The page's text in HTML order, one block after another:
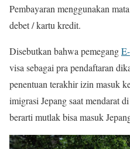
Pembayaran menggunakan
debet / kartu kredit.
Disebutkan bahwa pemegang
visa sebagai pra pendaftaran
penentuan terakhir izin masuk
imigrasi Jepang saat mendarat
berarti mutlak bisa masuk